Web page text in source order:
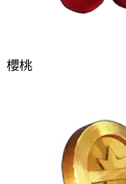
櫻桃